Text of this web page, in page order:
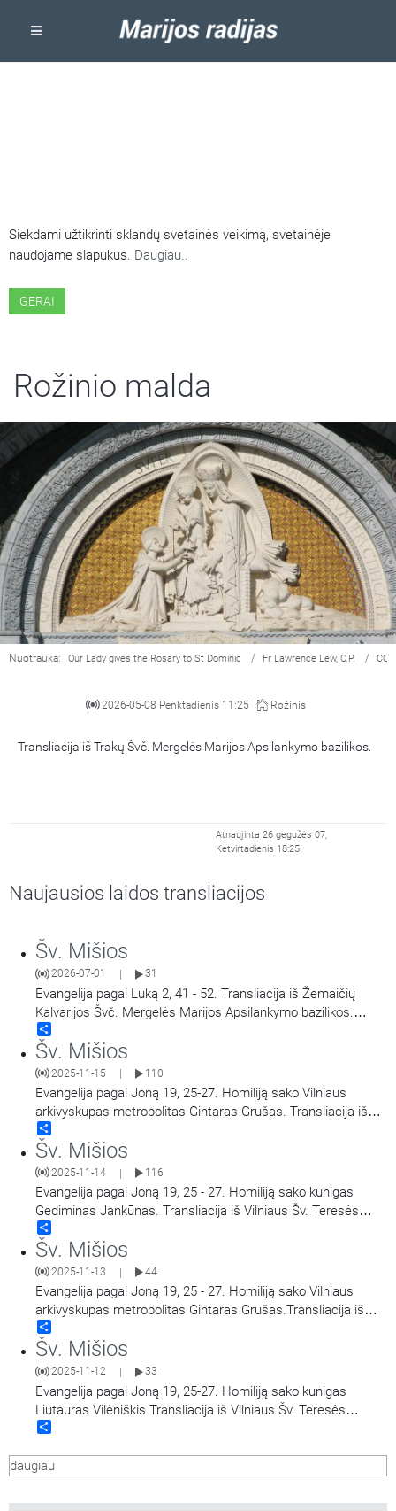
Siekdami užtikrinti sklandų svetainės veikimą, svetainėje
naudojame slapukus. Daugiau..
GERAI
Rožinio malda
Nuotrauka: Our Lady gives the Rosary to St Dominic / Fr Lawrence Lew, O.P. / CC
2026-05-08 Penktadienis 11:25 Rožinis
Transliacija iš Trakų Švč. Mergelės Marijos Apsilankymo bazilikos.
Atnaujinta 26 gegužės 07,
Ketvirtadienis 18:25
Naujausios laidos transliacijos
Šv. Mišios
2026-07-01 31
Evangelija pagal Luką 2, 41 - 52. Transliacija iš Žemaičių
Kalvarijos Švč. Mergelės Marijos Apsilankymo bazilikos.
Didieji Žemaičių Kalvarijos atllaidai. Šv. Mišias aukoja arkiv.
Šv. Mišios
2025-11-15 110
Evangelija pagal Joną 19, 25-27. Homiliją sako Vilniaus
arkivyskupas metropolitas Gintaras Grušas. Transliacija iš
Vilniaus Šv. Teresės bažnyčios. Aušros Vartų Švč. Mergelės
Marijos Gailestingumo Motinos atlaidai.
Šv. Mišios
2025-11-14 | 116
Evangelija pagal Joną 19, 25 - 27. Homiliją sako kunigas
Gediminas Jankūnas. Transliacija iš Vilniaus Šv. Teresės
bažnyčios. Aušros Vartų Švč. Mergelės Marijos
Gailestingumo Motinos atlaidai.
Šv. Mišios
2025-11-13 | 44
Evangelija pagal Joną 19, 25 - 27. Homiliją sako Vilniaus
arkivyskupas metropolitas Gintaras Grušas.Transliacija iš
Vilniaus Šv. Teresės bažnyčios. Aušros Vartų Švč. Mergelės
Marijos Gailestingumo Motinos atlaidai.
Šv. Mišios
2025-11-12 33
Evangelija pagal Joną 19, 25-27. Homiliją sako kunigas
Liutauras Vilėniškis.Transliacija iš Vilniaus Šv. Teresės
bažnyčios. Aušros Vartų Švč. Mergelės Marijos
daugiau